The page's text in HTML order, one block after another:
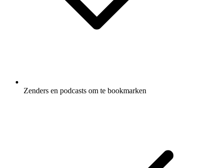
Zenders en podcasts om te bookmarken